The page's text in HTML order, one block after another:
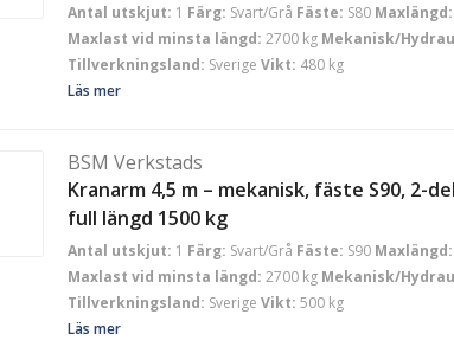
Antal utskjut: 1 Färg: Svart/Grå Fäste: S80 Maxlängd:
Maxlast vid minsta längd: 2700 kg Mekanisk/
Tillverkningsland: Sverige Vikt: 480 kg
Läs mer
BSM Verkstads
Kranarm 4,5 m – mekanisk, fäste S90, 2-
full längd 1500 kg
Antal utskjut: 1 Färg: Svart/Grå Fäste: S90 Maxlängd:
Maxlast vid minsta längd: 2700 kg Mekanisk/
Tillverkningsland: Sverige Vikt: 500 kg
Läs mer